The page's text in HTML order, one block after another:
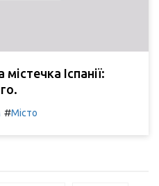
Іспанії:
#Місто